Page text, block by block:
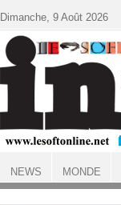
ACCUEIL
Dimanche, 9 Août 2026
NEWS MONDE